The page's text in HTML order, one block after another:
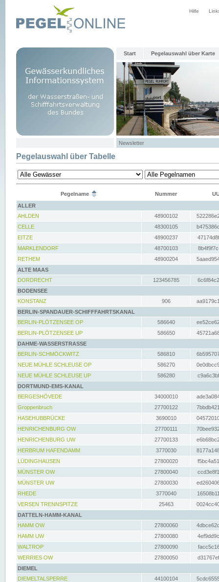
Hilfe
Start Pegelauswahl über Karte
Newsletter
Pegelauswahl über Tabelle
Pegelname Nummer
ALLER
AHLDEN
48900102
CELLE
48300105
EITZE
48900237
MARKLENDORF
48700103
RETHEM
48900204
ALTE MAAS
DORDRECHT
123456785
BODENSEE
KONSTANZ
906
BERLIN-SPANDAUER-SCHIFFFAHRTSKANAL
BERLIN-PLÖTZENSEE OP
586640
BERLIN-PLÖTZENSEE UP
586650
DAHME-WASSERSTRASSE
BERLIN-SCHMÖCKWITZ
586810
NEUE MÜHLE SCHLEUSE OP
586270
NEUE MÜHLE SCHLEUSE UP
586280
DORTMUND-EMS-KANAL
BERGESHÖVEDE
34000010
Groppenbruch
27700122
HASEHUBBRÜCKE
3690010
HENRICHENBURG OW
27700111
HENRICHENBURG UW
27700133
HERBRUM HAFENDAMM
3770030
LÜDINGHAUSEN
27800020
MÜNSTER OW
27800040
MÜNSTER UW
27800030
RHEDE
3770040
VERSEN TRENNSPITZE
25463
DATTELN-HAMM-KANAL
HAMM OW
27800060
HAMM UW
27800080
WALTROP
27800090
WERRIES OW
27800050
DIEMEL
DIEMELTALSPERRE
44100104